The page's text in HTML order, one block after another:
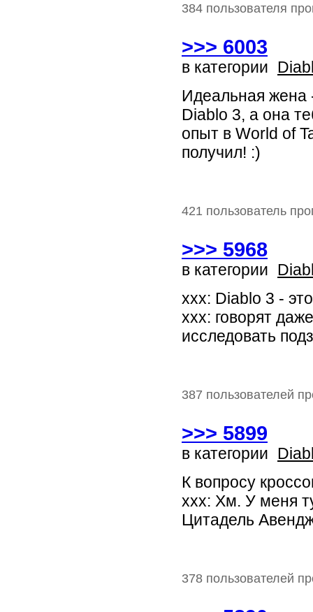
384 пользователя
>>> 6003
в категории
Идеальная жена
Diablo 3, а она
опыт в World of
получил! :)
421 пользователь
>>> 5968
в категории
xxx: Diablo 3 -
xxx: говорят
исследовать
387 пользователей
>>> 5899
в категории
К вопросу
xxx: Хм. У меня
Цитадель
378 пользователей